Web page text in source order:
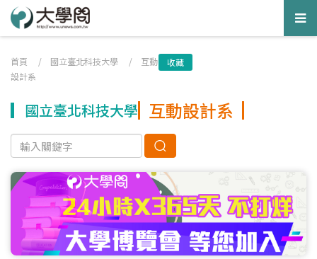
首頁 / 國立臺北科技大學 / 互動
設計系
收藏
國立臺北科技大學 互動設計系